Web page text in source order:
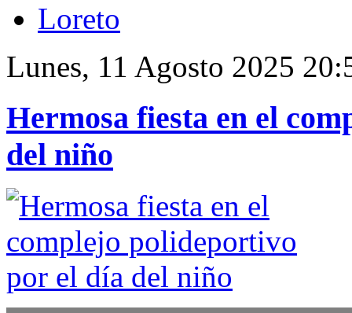
Loreto
Lunes, 11 Agosto 2025
Hermosa fiesta en el
del niño